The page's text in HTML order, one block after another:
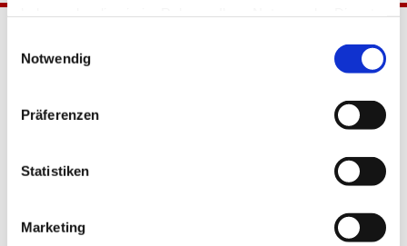
Notwendig
Präferenzen
Statistiken
Marketing
Katholische Kirchengemeinde
Tempelhof-Buckow